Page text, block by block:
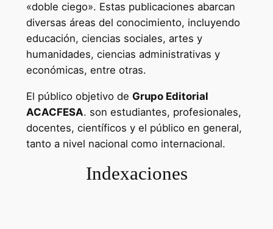
«doble ciego». Estas publicaciones abarcan
diversas áreas del conocimiento, incluyendo
educación, ciencias sociales, artes y
humanidades, ciencias administrativas y
económicas, entre otras.
El público objetivo de Grupo Editorial
ACACFESA. son estudiantes, profesionales,
docentes, científicos y el público en general,
tanto a nivel nacional como internacional.
Indexaciones